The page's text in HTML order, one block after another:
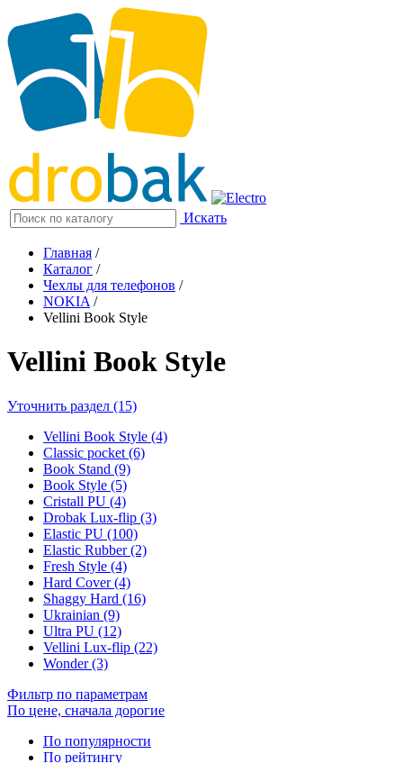
Искать
Главная /
Каталог /
Чехлы для телефонов /
NOKIA /
Vellini Book Style
Vellini Book Style
Уточнить раздел (15)
Vellini Book Style (4)
Classic pocket (6)
Book Stand (9)
Book Style (5)
Cristall PU (4)
Drobak Lux-flip (3)
Elastic PU (100)
Elastic Rubber (2)
Fresh Style (4)
Hard Cover (4)
Shaggy Hard (16)
Ukrainian (9)
Ultra PU (12)
Vellini Lux-flip (22)
Wonder (3)
Фильтр по параметрам
По цене, сначала дорогие
По популярности
По рейтингу